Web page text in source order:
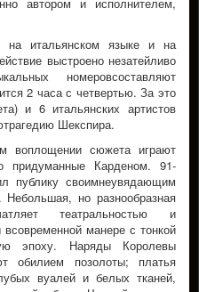
на итальянском языке и на
выстроено незатейливо
номеровсоставляют
2 часа с четвертью. За это
и 6 итальянских артистов
Шекспира.
воплощении сюжета играют
придуманные Карденом. 91-
публику своимнеувядающим
но разнообразная
театральностью и
манере с тонкой
эпоху. Наряды Королевы
обилием позолоты; платья
вуалей и белых тканей,